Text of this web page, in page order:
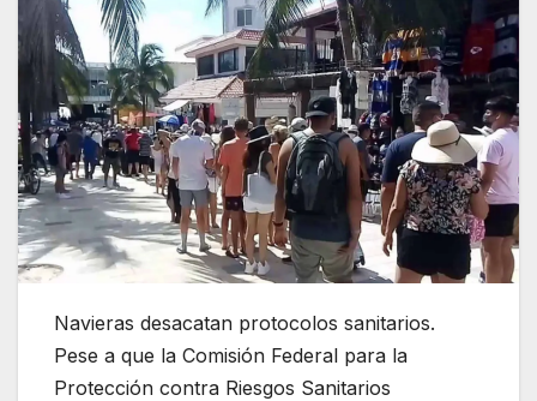
Navieras desacatan protocolos sanitarios.
Pese a que la Comisión Federal para la
Protección contra Riesgos Sanitarios